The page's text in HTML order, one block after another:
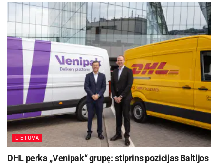
Konkursas jau paskelbtas. Paraiškas galima
teikti iki gegužės 22 d.
Šaltinis: Panevėžio miesto savivaldybė
Finansai Jaunimas
LIETUVA
DHL perka „Venipak“ grupę: stiprins pozicijas Baltijos